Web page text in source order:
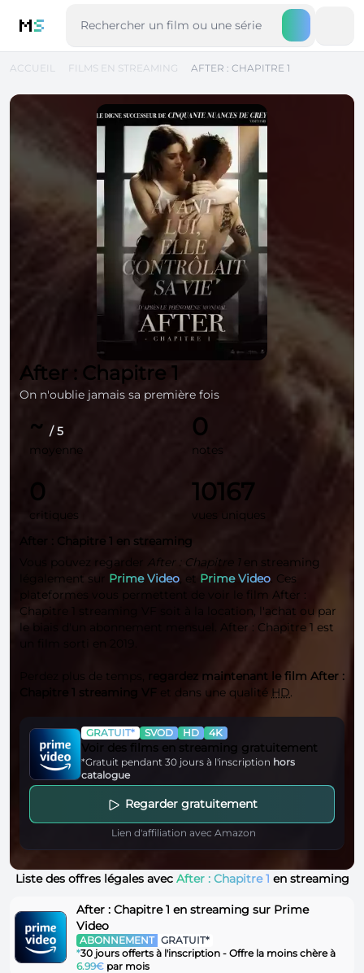
MS
ACCUEIL FILMS EN STREAMING AFTER : CHAPITRE 1
After : Chapitre 1
On n'oublie jamais sa première fois
~ / 5
moyenne
0
notes
0
critiques
10167
vues uniques
After : Chapitre 1 en streaming
Vous pouvez regarder
After : Chapitre 1 en streaming
légalement sur Prime Video, et Prime Video. Ces
plateformes vous permettent de voir le film After :
Chapitre 1 streaming VF soit à la location, l'achat ou par
le biais d'un abonnement mensuel. After : Chapitre 1 est
Perdez plus de temps,
regardez maintenant le film After :
Chapitre 1 streaming VF et dans une qualité HD.
GRATUIT* SVOD HD 4K
Voir des films en streaming gratuitement
*Gratuit pendant 30 jours à l'inscription hors
catalogue
Regarder gratuitement
Lien d'affiliation avec Amazon
Liste des offres légales avec After : Chapitre 1 en streaming
After : Chapitre 1 en streaming sur Prime
Video
ABONNEMENT GRATUIT*
*30 jours offerts à l'inscription - Offre la moins chère à
6.99€ par mois